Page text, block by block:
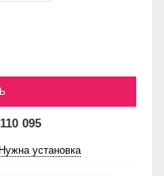
110 095
Нужна установка